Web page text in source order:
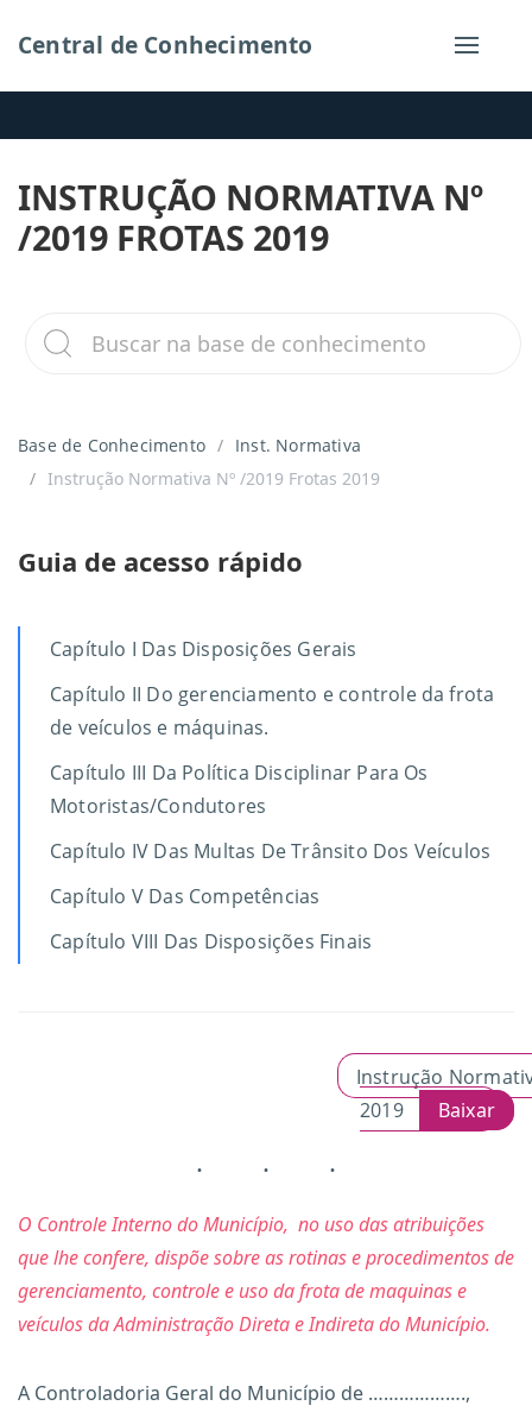
Central de Conhecimento
INSTRUÇÃO NORMATIVA Nº
/2019 FROTAS 2019
Base de Conhecimento
Inst. Normativa
Instrução Normativa Nº /2019 Frotas 2019
Guia de acesso rápido
Capítulo I Das Disposições Gerais
Capítulo II Do gerenciamento e controle da frota
de veículos e máquinas.
Capítulo III Da Política Disciplinar Para Os
Motoristas/Condutores
Capítulo IV Das Multas De Trânsito Dos Veículos
Capítulo V Das Competências
Capítulo VIII Das Disposições Finais
Instrução
2019
Baixar
O Controle Interno do Município, no uso das atribuições
que lhe confere, dispõe sobre as rotinas e procedimentos de
gerenciamento, controle e uso da frota de maquinas e
veículos da Administração Direta e Indireta do Município.
A Controladoria Geral do Município de ……………….,